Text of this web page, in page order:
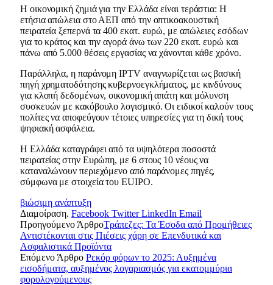
Η οικονομική ζημιά για την Ελλάδα είναι τεράστια: Η
ετήσια απώλεια στο ΑΕΠ από την οπτικοακουστική
πειρατεία ξεπερνά τα 400 εκατ. ευρώ, με απώλειες εσόδων
για το κράτος και την αγορά άνω των 220 εκατ. ευρώ και
πάνω από 5.000 θέσεις εργασίας να χάνονται κάθε χρόνο.
Παράλληλα, η παράνομη IPTV αναγνωρίζεται ως βασική
πηγή χρηματοδότησης κυβερνοεγκλήματος, με κινδύνους
για κλοπή δεδομένων, οικονομική απάτη και μόλυνση
συσκευών με κακόβουλο λογισμικό. Οι ειδικοί καλούν τους
πολίτες να αποφεύγουν τέτοιες υπηρεσίες για τη δική τους
ψηφιακή ασφάλεια.
Η Ελλάδα καταγράφει από τα υψηλότερα ποσοστά
πειρατείας στην Ευρώπη, με 6 στους 10 νέους να
καταναλώνουν περιεχόμενο από παράνομες πηγές,
σύμφωνα με στοιχεία του EUIPO.
βιώσιμη ανάπτυξη
Διαμοίραση. Facebook Twitter LinkedIn Email
Προηγούμενο ΆρθροΤράπεζες: Τα Έσοδα από Προμήθειες
Αντιστέκονται στις Πιέσεις χάρη σε Επενδυτικά και
Ασφαλιστικά Προϊόντα
Επόμενο Άρθρο Ρεκόρ φόρων το 2025: Αυξημένα
εισοδήματα, αυξημένος λογαριασμός για εκατομμύρια
φορολογούμενους